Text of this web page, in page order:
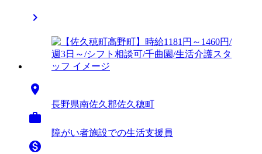


長野県南佐久郡佐久穂町

障がい者施設での生活支援員
